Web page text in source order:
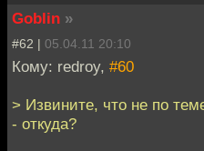
Goblin »
#62 | 05.04.11 20:10
Кому: redroy, #60
> Извините, что не по
- откуда?